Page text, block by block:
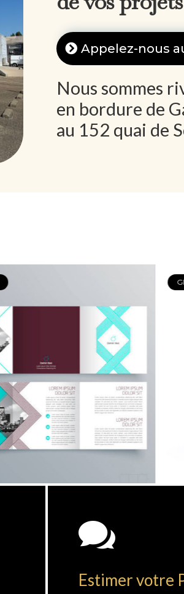
Appelez-nous
Nous sommes
en bordure de
au 152 quai de

Estimer votre